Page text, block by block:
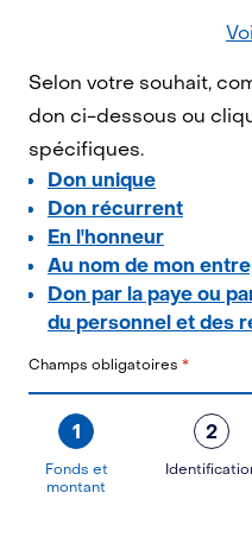
Selon votre souhait,
don ci-dessous ou
spécifiques.
Don unique
Don récurrent
En l'honneur
Au nom de mon
Don par la paye ou
du personnel et des
Champs obligatoires *
1
Fonds et
montant
2